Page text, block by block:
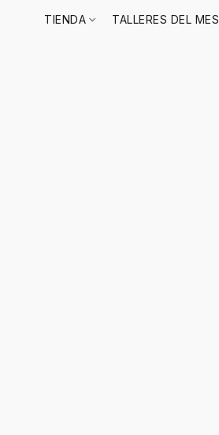
TIENDA TALLERES DEL MES